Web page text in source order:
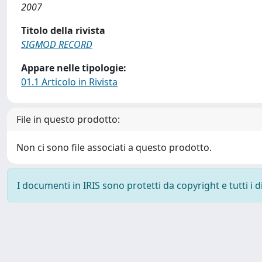
2007
Titolo della rivista
SIGMOD RECORD
Appare nelle tipologie:
01.1 Articolo in Rivista
File in questo prodotto:
Non ci sono file associati a questo prodotto.
I documenti in IRIS sono protetti da copyright e tutti i